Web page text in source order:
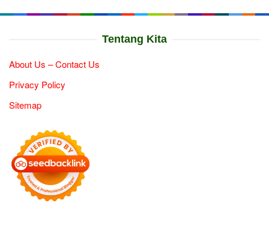
Tentang Kita
About Us – Contact Us
Privacy Policy
Sitemap